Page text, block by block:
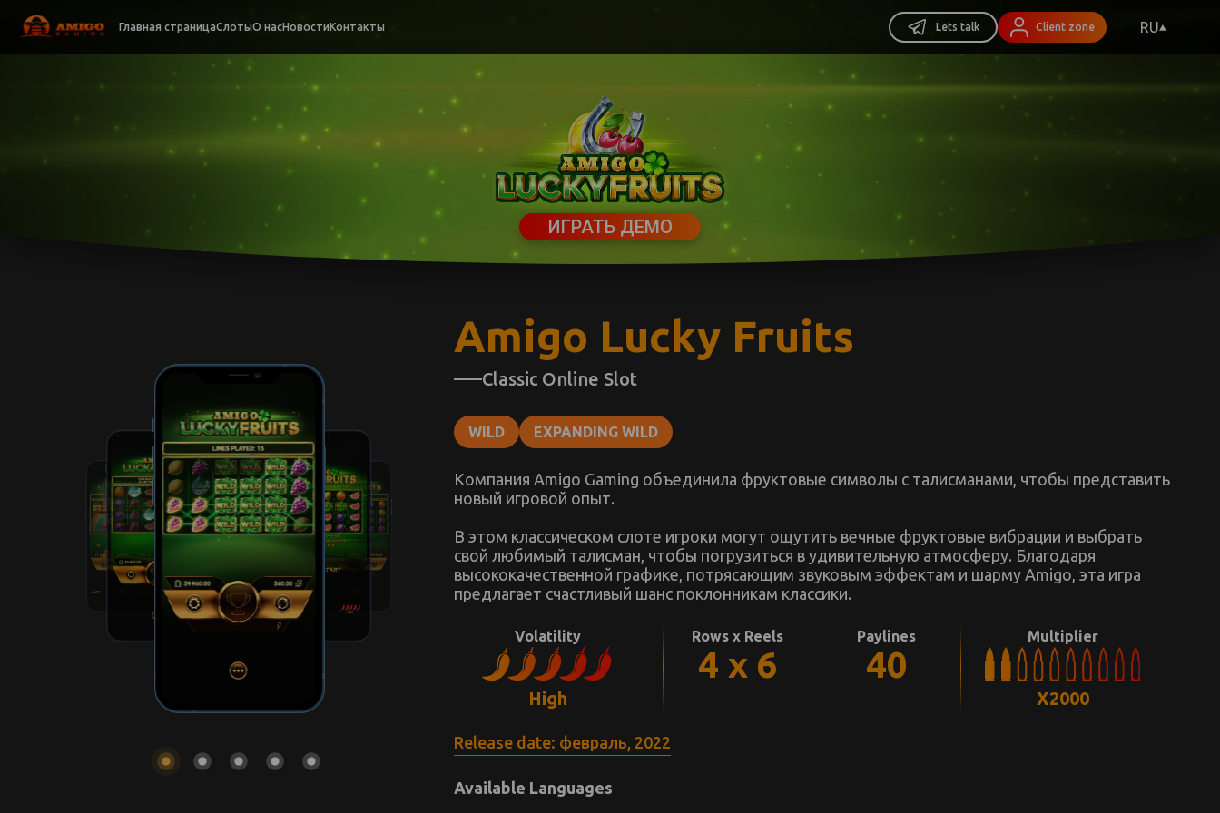
Главная страницаСлотыО насНовостиКонтакты Lets talk Client zone RU
ИГРАТЬ ДЕМО
Amigo Lucky Fruits
Classic Online Slot
WILD EXPANDING WILD
Компания Amigo Gaming объединила фруктовые символы с талисманами, чтобы представить
новый игровой опыт.
В этом классическом слоте игроки могут ощутить вечные фруктовые вибрации и выбрать
свой любимый талисман, чтобы погрузиться в удивительную атмосферу. Благодаря
высококачественной графике, потрясающим звуковым эффектам и шарму Amigo, эта игра
предлагает счастливый шанс поклонникам классики.
Release date: февраль, 2022
Volatility
High
Rows x Reels
4 x 6
Paylines
40
Multiplier
X2000
Available Languages